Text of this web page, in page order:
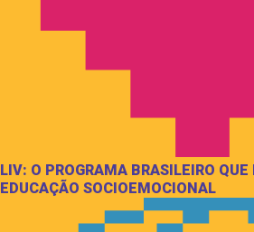
LIV: O PROGRAMA BRASILEIRO QUE
EDUCAÇÃO SOCIOEMOCIONAL